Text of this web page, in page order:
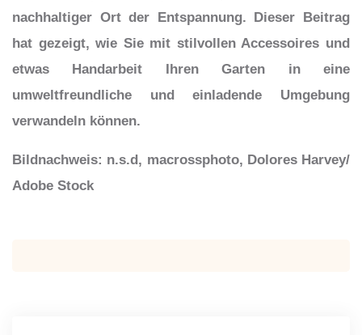
nachhaltiger Ort der Entspannung. Dieser Beitrag
hat gezeigt, wie Sie mit stilvollen Accessoires und
etwas Handarbeit Ihren Garten in eine
umweltfreundliche und einladende Umgebung
verwandeln können.
Bildnachweis: n.s.d, macrossphoto, Dolores Harvey/
Adobe Stock